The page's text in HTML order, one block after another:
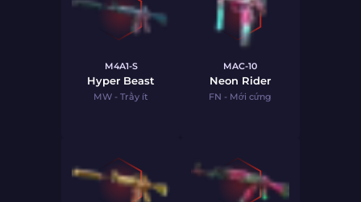
M4A1-S
Hyper Beast
MW - Trầy ít
MAC-10
Neon Rider
FN - Mới cứng